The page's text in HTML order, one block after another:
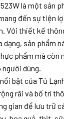
là một sản
đến sự tiện
Với thiết kế
dạng, sản phẩm
phẩm mà còn
dùng.
bật của Tủ
rãi và bố trí
gian để lưu trữ